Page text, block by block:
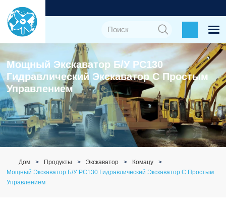
Мощный Экскаватор Б/у PC130
Гидравлический Экскаватор С Простым
Управлением
Дом Продукты Экскаватор
Комацу
Мощный Экскаватор Б/у PC130 Гидравлический Экскаватор С Простым
Управлением